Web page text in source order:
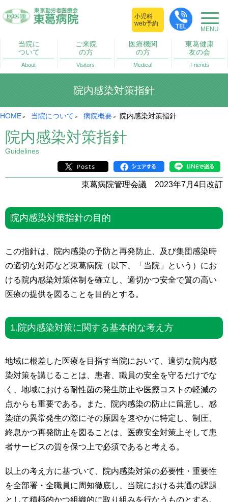
小児科
web予約
当院に
ついて
About
ご来院
の方
Visitors
医療機関
の方
Medical
東葛健康
友の会
Friends
院内感染対策指針
HOME 当院について 病院概要 院内感染対策指針
院内感染対策指針
Guidelines
東葛病院管理会議 2023年7月4日改訂
院内感染対策指針の目的
この指針は、院内感染の予防と再発防止、及び集団感染時
の適切な対応など東葛病院（以下、「当院」という）にお
ける院内感染対策体制を確立し、適切かつ安全で質の高い
医療の提供を図ることを目的とする。
1.院内感染対策に関する基本的な考え方
地域に根差した医療を目指す当院において、適切な院内感
染対策を講じることは、患者、職員の安全を守るだけでな
く、地域における耐性菌の発生防止や医療コストの軽減の
点からも重要である。また、院内感染の防止に留意し、感
染症の異常発生の際にその原因を速やかに特定し、制圧、
終息かつ再発防止を図ることは、医療安全対策上そして患
者サービスの質を保つ上で必須であると考える。
以上の考え方に基づいて、院内感染対策の必要性・重要性
を全部署・全職員に周知徹底し、当院における共通の課題
として積極的かつ組織的に取り組みを行なうものとする。